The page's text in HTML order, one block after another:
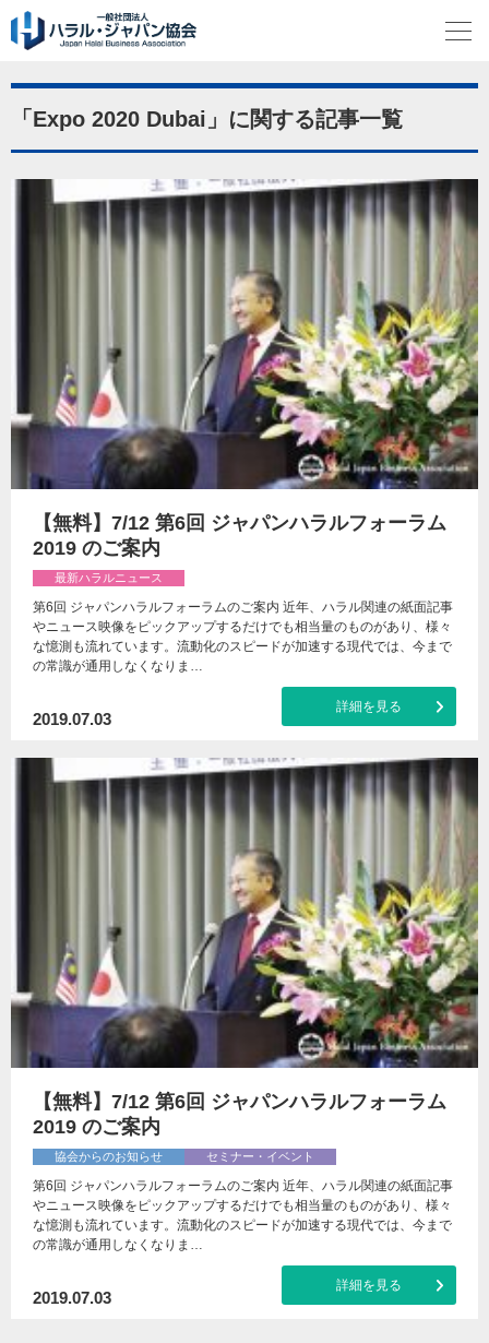
「Expo 2020 Dubai」に関する記事一覧
【無料】7/12 第6回 ジャパンハラルフォーラム
2019 のご案内
最新ハラルニュース
第6回 ジャパンハラルフォーラムのご案内 近年、ハラル関連の紙面記事
やニュース映像をピックアップするだけでも相当量のものがあり、様々
な憶測も流れています。流動化のスピードが加速する現代では、今まで
の常識が通用しなくなりま…
2019.07.03
詳細を見る
【無料】7/12 第6回 ジャパンハラルフォーラム
2019 のご案内
協会からのお知らせ セミナー・イベント
第6回 ジャパンハラルフォーラムのご案内 近年、ハラル関連の紙面記事
やニュース映像をピックアップするだけでも相当量のものがあり、様々
な憶測も流れています。流動化のスピードが加速する現代では、今まで
の常識が通用しなくなりま…
2019.07.03
詳細を見る